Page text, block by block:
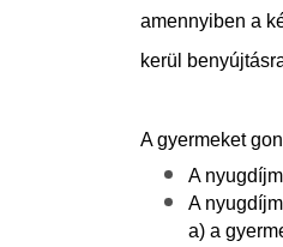
amennyiben a
kerül
A gyermeket
A
A
a) a